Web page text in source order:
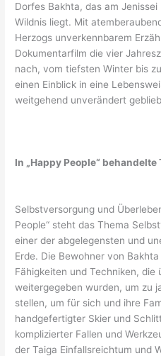
Dorfes Bakhta, das am
Wildnis liegt. Mit
Herzogs unverkennbarem
Dokumentarfilm die vier
nach, vom tiefsten Winter bis
einen Einblick in eine
weitgehend unverändert
In „Happy People“ behandelte
Selbstversorgung und
People“ steht das Thema
einer der abgelegensten und
Erde. Die Bewohner von
Fähigkeiten und Techniken, die
weitergegeben wurden, um zu
stellen, um für sich und ihre
handgefertigter Skier und
komplizierter Fallen und
der Taiga Einfallsreichtum und